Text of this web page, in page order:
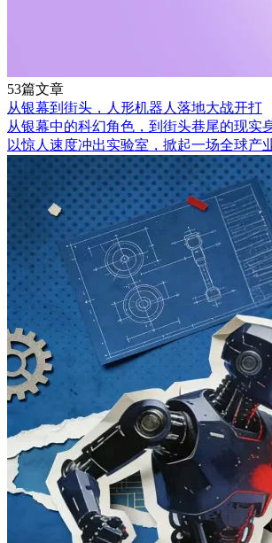
53篇文章
从银幕到街头，人形机器人落地大战开打
从银幕中的科幻角色，到街头巷尾的现实
以惊人速度冲出实验室，掀起一场全球产